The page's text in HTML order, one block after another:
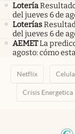
Lotería
del jueves 6 de
Loterías
del jueves 6 de
AEMETLa
agosto: cómo
Netflix
Crisis Energetica